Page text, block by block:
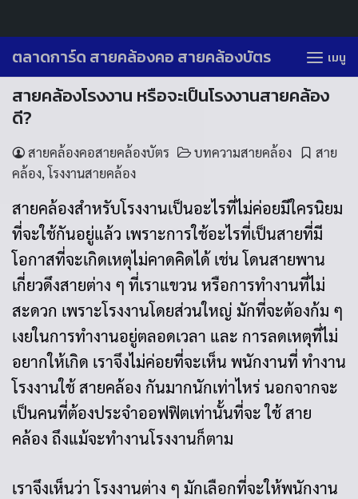
Skip
to
content
ตลาดการ์ด สายคล้องคอ สายคล้องบัตร เมนู
สายคล้องโรงงาน หรือจะเป็นโรงงานสายคล้อง
ดี?
สายคล้องคอสายคล้องบัตร บทความสายคล้อง
สาย
คล้อง,โรงงานสายคล้อง
สายคล้องสำหรับโรงงานเป็นอะไรที่ไม่ค่อยมีใครนิยม
ที่จะใช้กันอยู่แล้ว เพราะการใช้อะไรที่เป็นสายที่มี
โอกาสที่จะเกิดเหตุไม่คาดคิดได้ เช่น โดนสายพาน
เกี่ยวดึงสายต่าง ๆ ที่เราแขวน หรือการทำงานที่ไม่
สะดวก เพราะโรงงานโดยส่วนใหญ่ มักที่จะต้องก้ม ๆ
เงยในการทำงานอยู่ตลอดเวลา และ การลดเหตุที่ไม่
อยากให้เกิด เราจึงไม่ค่อยที่จะเห็น พนักงานที่ ทำงาน
โรงงานใช้ สายคล้อง กันมากนักเท่าไหร่ นอกจากจะ
เป็นคนที่ต้องประจำออฟฟิตเท่านั้นที่จะ ใช้ สาย
คล้อง ถึงแม้จะทำงานโรงงานก็ตาม
เราจึงเห็นว่า โรงงานต่าง ๆ มักเลือกที่จะให้พนักงาน